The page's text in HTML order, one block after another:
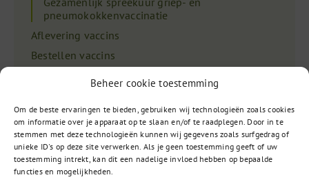
Beheer cookie toestemming
Om de beste ervaringen te bieden, gebruiken wij technologieën zoals cookies
om informatie over je apparaat op te slaan en/of te raadplegen. Door in te
stemmen met deze technologieën kunnen wij gegevens zoals surfgedrag of
unieke ID's op deze site verwerken. Als je geen toestemming geeft of uw
toestemming intrekt, kan dit een nadelige invloed hebben op bepaalde
functies en mogelijkheden.
pneumokokkenvaccinatie
Aflevering vaccins
Bestellen vaccins
Bestellen drukwerk
Praktijkovername, beëindiging praktijk of geheel
nieuwe praktijk
Gebruikershandleiding Webapplicatie